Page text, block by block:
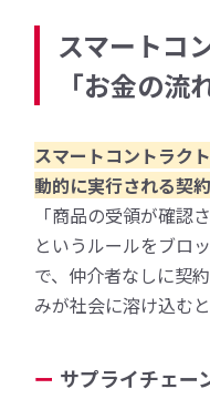
スマートコ
「お金の流
スマートコントラク
動的に実行される契
「商品の受領が確認
というルールをブロ
で、仲介者なしに契
みが社会に溶け込む
サプライチェー